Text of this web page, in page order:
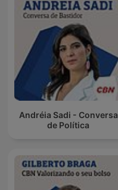
Andréia Sadi - Conversa
de Política